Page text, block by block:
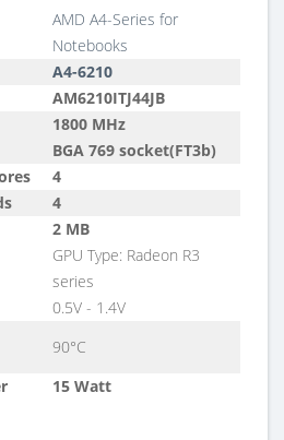
AMD A4-Series for
Notebooks
A4-6210
AM6210ITJ44JB
1800 MHz
BGA 769 socket(FT3b)
4
4
2 MB
GPU Type: Radeon R3
series
0.5V - 1.4V
90°C
15 Watt